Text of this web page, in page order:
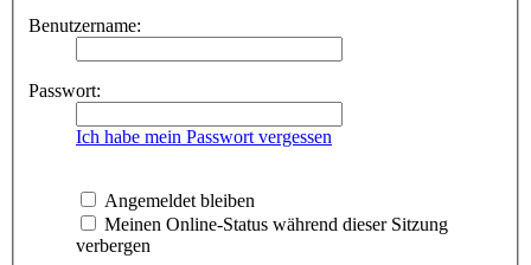
Benutzername:
Passwort:
Ich habe mein Passwort vergessen
Angemeldet bleiben
Meinen Online-Status während dieser Sitzung
verbergen